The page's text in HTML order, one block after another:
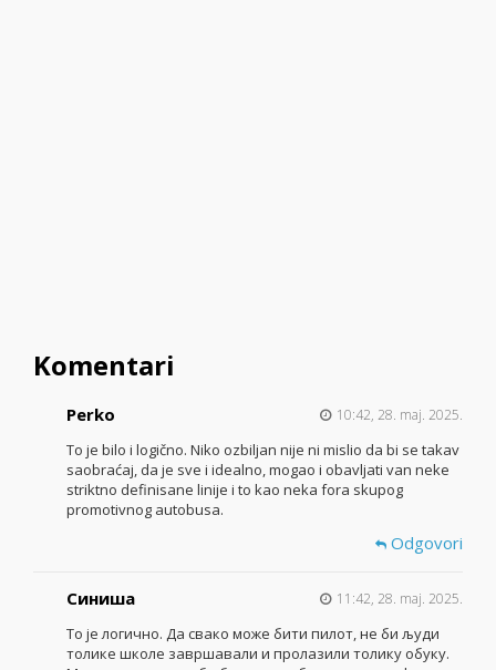
Komentari
Perko 10:42, 28. maj. 2025.
To je bilo i logično. Niko ozbiljan nije ni mislio da bi se takav
saobraćaj, da je sve i idealno, mogao i obavljati van neke
striktno definisane linije i to kao neka fora skupog
promotivnog autobusa.
Odgovori
Синиша 11:42, 28. maj. 2025.
То је логично. Да свако може бити пилот, не би људи
толике школе завршавали и пролазили толику обуку.